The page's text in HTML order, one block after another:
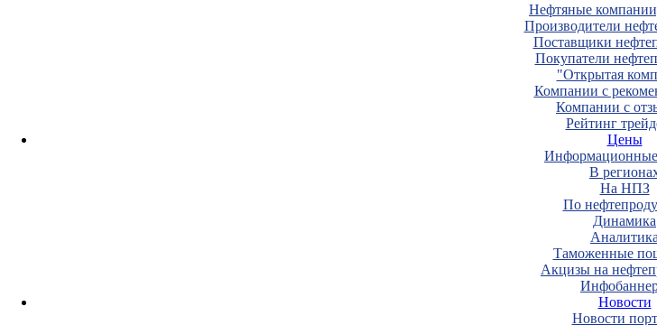
Нефтяные
Производители
Поставщики
Покупатели
"Открытая
Компании с
Компании с
Рейтинг
Цены
В
На НПЗ
По
Динамика
Аналитика
Таможенные
Акцизы на
Новости
Новости